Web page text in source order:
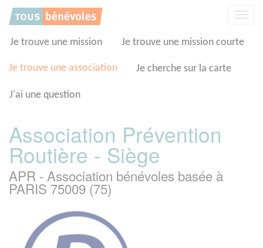
Je trouve une mission Je trouve une mission courte
Je trouve une association Je cherche sur la carte
J'ai une question
Association Prévention
Routière - Siège
APR - Association bénévoles basée à
PARIS 75009 (75)
Panneau de gestion des cookies